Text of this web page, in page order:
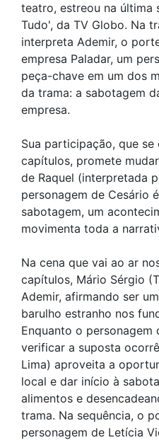
teatro, estreou na última
Tudo', da TV Globo. Na
interpreta Ademir, o
empresa Paladar, um
peça-chave em um dos
da trama: a sabotagem
empresa.
Sua participação, que
capítulos, promete
de Raquel (interpretada
personagem de Cesário
sabotagem, um
movimenta toda a
Na cena que vai ao ar
capítulos, Mário Sérgio
Ademir, afirmando ser
barulho estranho nos
Enquanto o personagem
verificar a suposta
Lima) aproveita a
local e dar início à
alimentos e
trama. Na sequência, o
personagem de Letícia